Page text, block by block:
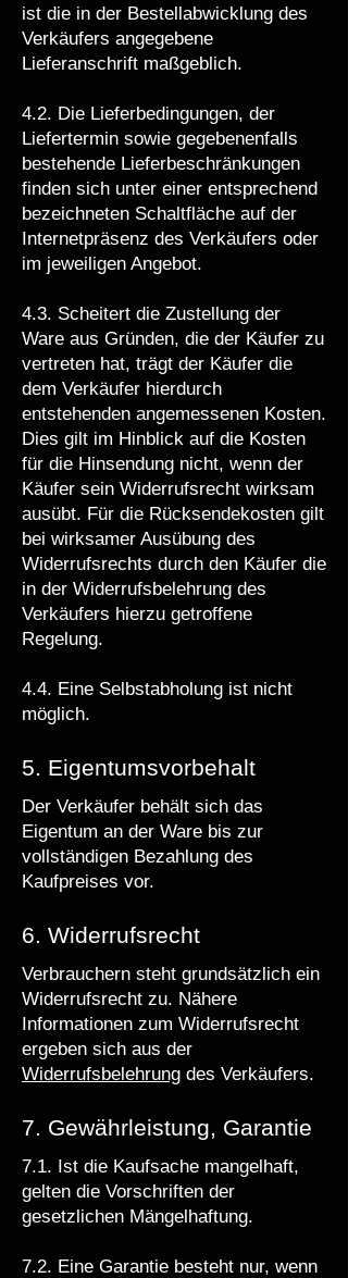
ist die in der Bestellabwicklung des
Verkäufers angegebene
Lieferanschrift maßgeblich.
4.2. Die Lieferbedingungen, der
Liefertermin sowie gegebenenfalls
bestehende Lieferbeschränkungen
finden sich unter einer entsprechend
bezeichneten Schaltfläche auf der
Internetpräsenz des Verkäufers oder
im jeweiligen Angebot.
4.3. Scheitert die Zustellung der
Ware aus Gründen, die der Käufer zu
vertreten hat, trägt der Käufer die
dem Verkäufer hierdurch
entstehenden angemessenen Kosten.
Dies gilt im Hinblick auf die Kosten
für die Hinsendung nicht, wenn der
Käufer sein Widerrufsrecht wirksam
ausübt. Für die Rücksendekosten gilt
bei wirksamer Ausübung des
Widerrufsrechts durch den Käufer die
in der Widerrufsbelehrung des
Verkäufers hierzu getroffene
Regelung.
4.4. Eine Selbstabholung ist nicht
möglich.
5. Eigentumsvorbehalt
Der Verkäufer behält sich das
Eigentum an der Ware bis zur
vollständigen Bezahlung des
Kaufpreises vor.
6. Widerrufsrecht
Verbrauchern steht grundsätzlich ein
Widerrufsrecht zu. Nähere
Informationen zum Widerrufsrecht
ergeben sich aus der
Widerrufsbelehrung des Verkäufers.
7. Gewährleistung, Garantie
7.1. Ist die Kaufsache mangelhaft,
gelten die Vorschriften der
gesetzlichen Mängelhaftung.
7.2. Eine Garantie besteht nur, wenn